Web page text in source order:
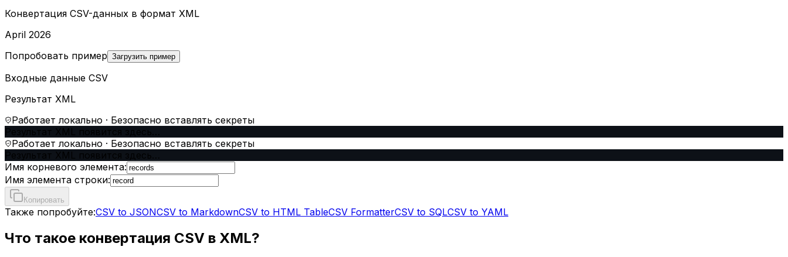
Конвертация CSV-данных в формат XML
April 2026
Попробовать пример Загрузить пример
Входные данные CSV
Результат XML
Работает локально · Безопасно вставлять секреты
Работает локально · Безопасно вставлять секреты
Имя корневого элемента:
Имя элемента строки:
Копировать
Также попробуйте:CSV to JSONCSV to MarkdownCSV to HTML TableCSV FormatterCSV to SQLCSV to YAML
Что такое конвертация CSV в XML?